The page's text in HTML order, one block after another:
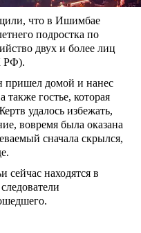
что в Ишимбае
подростка по
двух и более лиц
РФ).
пришел домой и нанес
гостье, которая
удалось избежать,
вовремя была оказана
сначала скрылся,
сейчас находятся в